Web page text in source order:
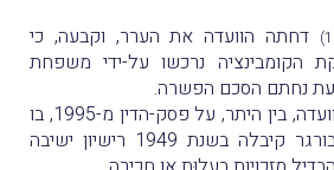
דחתה הוועדה את הערר, וקבעה, כי
הקומבינציה נרכשו על-ידי משפחת
את החלטתה ביססה הוועדה, בין היתר, על פסק-הדין מ-1995, בו
נקבע כי משפחת המבורגר קיבלה בשנת 1949 רישיון ישיבה